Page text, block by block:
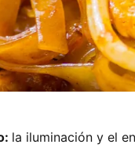
la iluminación y el